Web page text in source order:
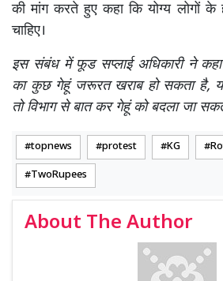
की मांग करते हुए कहा कि योग्य लोगों के
चाहिए।
इस संबंध में फूड सप्लाई अधिकारी ने
का कुछ गेहूं जरूरत खराब हो सकता है,
तो विभाग से बात कर गेहूं को बदला जा
topnews protest KG
TwoRupees
About The Author